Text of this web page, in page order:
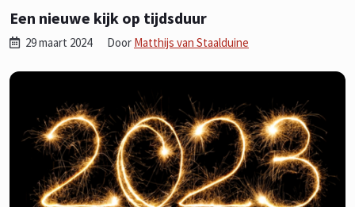
Een nieuwe kijk op tijdsduur
29 maart 2024 Door Matthijs van Staalduine